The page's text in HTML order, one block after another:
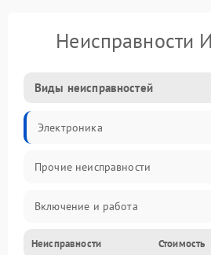
Неисправности
Виды неисправностей
Электроника
Прочие неисправности
Включение и работа
Работа с нагрузкой
Неисправности Стоимость